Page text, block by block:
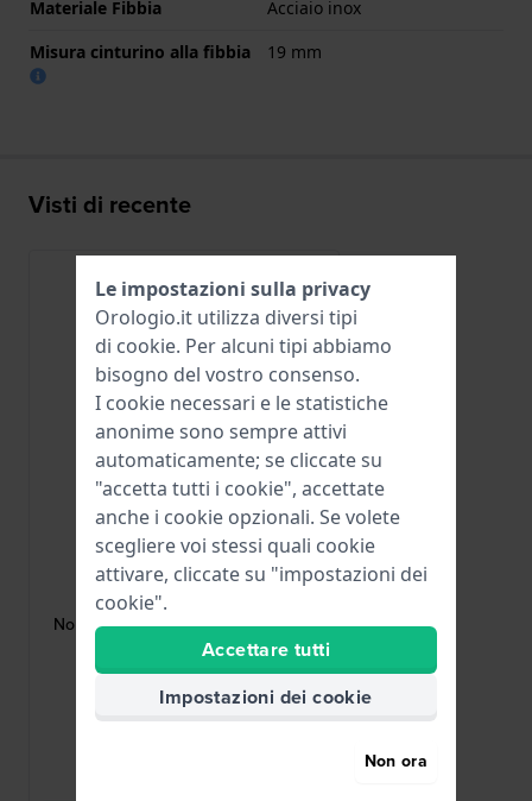
Materiale Fibbia
Acciaio inox
Misura cinturino alla fibbia
19 mm
Visti di recente
Edox
ED-BA-CL-80118 37N N78
North Sea 1978 Fibbia ad ardiglione
rivestita di nero 19 mm
70,00 €
● Disponibile
Le impostazioni sulla privacy
Orologio.it utilizza diversi tipi
di cookie. Per alcuni tipi abbiamo
bisogno del vostro consenso.
I cookie necessari e le statistiche
anonime sono sempre attivi
automaticamente; se cliccate su
"accetta tutti i cookie", accettate
anche i cookie opzionali. Se volete
scegliere voi stessi quali cookie
attivare, cliccate su "impostazioni dei
cookie".
Accettare tutti
Impostazioni dei cookie
Non ora